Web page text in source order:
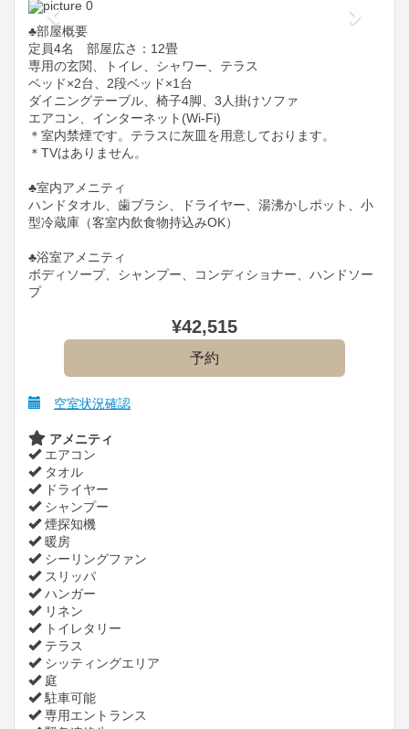
Previous Next
♣️部屋概要
定員4名 部屋広さ：12畳
専用の玄関、トイレ、シャワー、テラス
ベッド×2台、2段ベッド×1台
ダイニングテーブル、椅子4脚、3人掛けソファ
エアコン、インターネット(Wi-Fi)
＊室内禁煙です。テラスに灰皿を用意しております。
＊TVはありません。
♣️室内アメニティ
ハンドタオル、歯ブラシ、ドライヤー、湯沸かしポット、小
型冷蔵庫（客室内飲食物持込みOK）
♣️浴室アメニティ
ボディソープ、シャンプー、コンディショナー、ハンドソー
プ
¥42,515
空室状況確認
アメニティ
エアコン
タオル
ドライヤー
シャンプー
煙探知機
暖房
シーリングファン
スリッパ
ハンガー
リネン
トイレタリー
テラス
シッティングエリア
庭
駐車可能
専用エントランス